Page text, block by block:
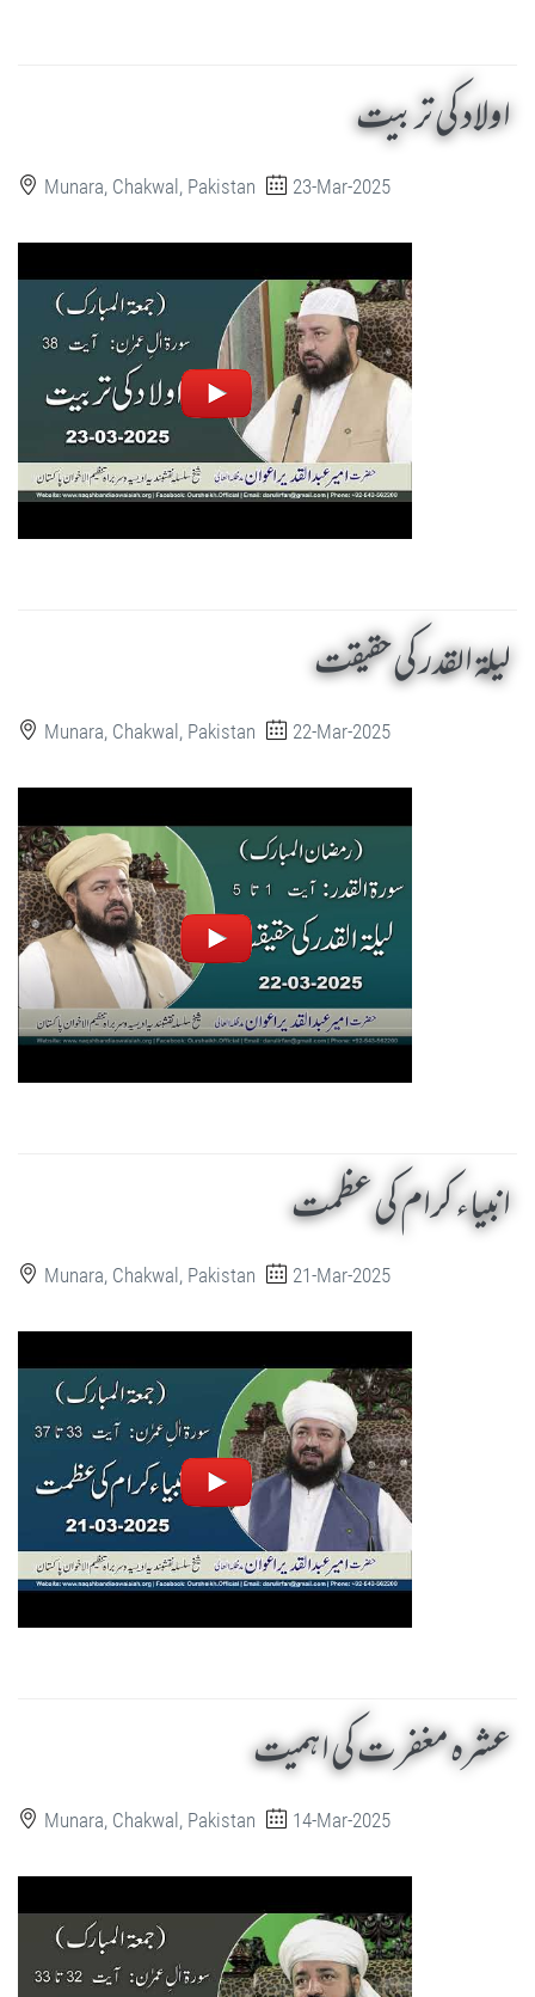
اولاد کی تربیت
Munara, Chakwal, Pakistan 23-Mar-2025
لیلۃ القدر کی حقیقت
Munara, Chakwal, Pakistan 22-Mar-2025
انبیاء کرام کی عظمت
Munara, Chakwal, Pakistan 21-Mar-2025
عشرہ مغفرت کی اہمیت
Munara, Chakwal, Pakistan 14-Mar-2025